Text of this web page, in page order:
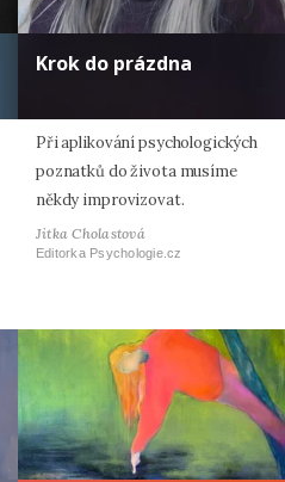
Krok do prázdna
Při aplikování psychologických
poznatků do života musíme
někdy improvizovat.
Jitka Cholastová
Editorka Psychologie.cz